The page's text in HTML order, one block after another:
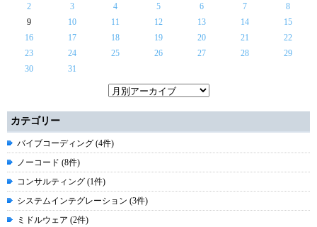
2
3 4 5 6 7
8
9
10 11 12 13 14
15
16
17 18 19 20 21
22
23
24 25 26 27 28
29
30
31
カテゴリー
バイブコーディング (4件)
ノーコード (8件)
コンサルティング (1件)
システムインテグレーション (3件)
ミドルウェア (2件)